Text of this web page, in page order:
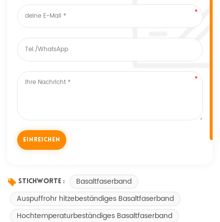
Stichworte :
Basaltfaserband
Auspuffrohr hitzebeständiges Basaltfaserband
Hochtemperaturbeständiges Basaltfaserband